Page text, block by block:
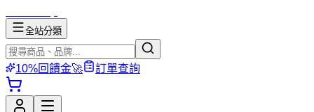
全站分類
10%回饋金🚀 訂單查詢